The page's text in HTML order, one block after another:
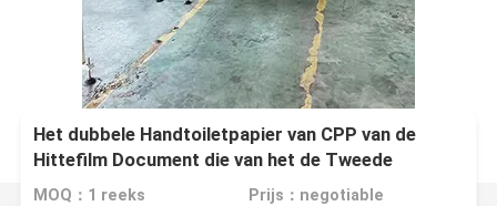
Het dubbele Handtoiletpapier van CPP van de
Hittefilm Document die van het de Tweede
Machinece maken
MOQ：1 reeks Prijs：negotiable